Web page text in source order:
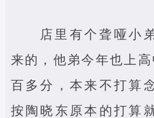
店里有个聋哑小
来的，他弟今年也上
百多分，本来不打算
按陶晓东原本的打算